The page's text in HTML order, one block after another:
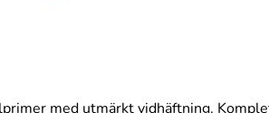
med utmärkt vidhäftning.